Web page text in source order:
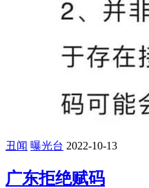
丑闻 曝光台 2022-10-13
广东拒绝赋码